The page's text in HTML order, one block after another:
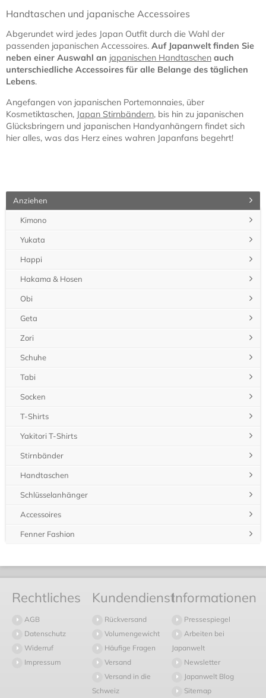
Handtaschen und japanische Accessoires
Abgerundet wird jedes Japan Outfit durch die Wahl der
passenden japanischen Accessoires. Auf Japanwelt finden Sie
neben einer Auswahl an japanischen Handtaschen auch
unterschiedliche Accessoires für alle Belange des täglichen
Lebens.
Angefangen von japanischen Portemonnaies, über
Kosmetiktaschen, Japan Stirnbändern, bis hin zu japanischen
Glücksbringern und japanischen Handyanhängern findet sich
hier alles, was das Herz eines wahren Japanfans begehrt!
Anziehen
Kimono
Yukata
Happi
Hakama & Hosen
Obi
Geta
Zori
Schuhe
Tabi
Socken
T-Shirts
Yakitori T-Shirts
Stirnbänder
Handtaschen
Schlüsselanhänger
Accessoires
Fenner Fashion
Rechtliches
AGB
Datenschutz
Widerruf
Impressum
Kundendienst
Rückversand
Volumengewicht
Häufige Fragen
Versand
Versand in die
Schweiz
Informationen
Pressespiegel
Arbeiten bei
Japanwelt
Newsletter
Japanwelt Blog
Sitemap